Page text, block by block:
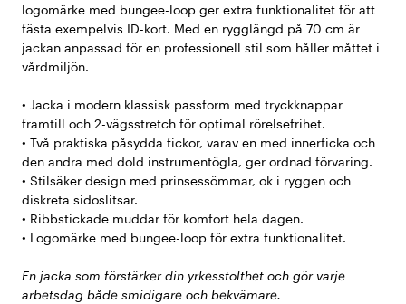
logomärke med bungee-loop ger extra funktionalitet för att
fästa exempelvis ID-kort. Med en rygglängd på 70 cm är
jackan anpassad för en professionell stil som håller måttet i
vårdmiljön.
• Jacka i modern klassisk passform med tryckknappar
framtill och 2-vägsstretch för optimal rörelsefrihet.
• Två praktiska påsydda fickor, varav en med innerficka och
den andra med dold instrumentögla, ger ordnad förvaring.
• Stilsäker design med prinsessömmar, ok i ryggen och
diskreta sidoslitsar.
• Ribbstickade muddar för komfort hela dagen.
• Logomärke med bungee-loop för extra funktionalitet.
En jacka som förstärker din yrkesstolthet och gör varje
arbetsdag både smidigare och bekvämare.